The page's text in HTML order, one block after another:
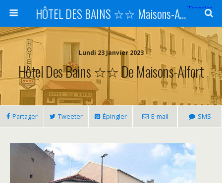
HÔTEL DES BAINS ☆☆ Maisons-Alfort, 94
Lundi 23 Janvier 2023
Hôtel Des Bains ☆☆ De Maisons-Alfort
Partager Tweeter Épingler E-mail SMS